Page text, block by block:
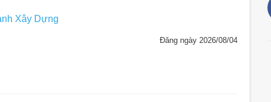
Xây Dựng
Đăng ngày 2026/08/04